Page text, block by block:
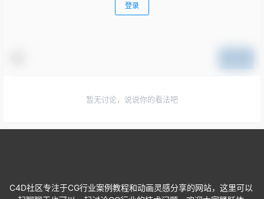
登录
暂无讨论，说说你的看法吧
C4D社区专注于CG行业案例教程和动画灵感分享的网站，这里可以